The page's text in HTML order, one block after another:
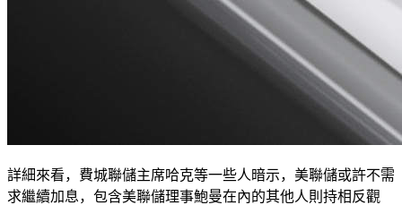
詳細來看，費城聯儲主席哈克等一些人暗示，美聯儲或許不需
求繼續加息，包含美聯儲理事鮑曼在內的其他人則持相反觀